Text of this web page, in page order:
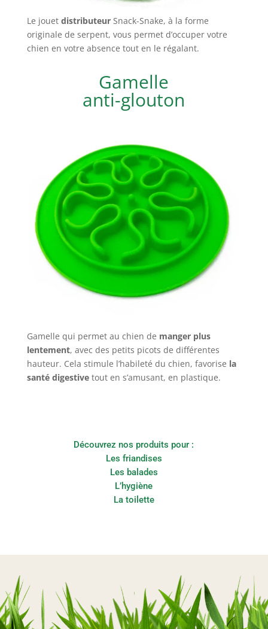
Le jouet distributeurSnack-Snake, à la forme
originale de serpent, vous permet d’occuper votre
chien en votre absence tout en le régalant.
Gamelle
anti-glouton
Gamelle qui permet au chien de manger plus
lentement, avec des petits picots de différentes
hauteur. Cela stimule l’habileté du chien, favorise la
santé digestivetout en s’amusant, en plastique.
Découvrez nos produits pour :
Les friandises
Les balades
L’hygiène
La toilette